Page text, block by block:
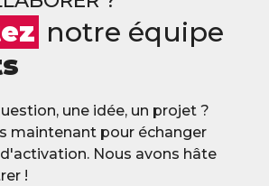
notre équipe
une idée, un projet ?
maintenant pour échanger
Nous avons hâte
!